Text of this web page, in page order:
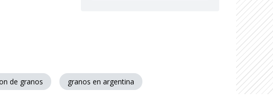
de granos granos en argentina